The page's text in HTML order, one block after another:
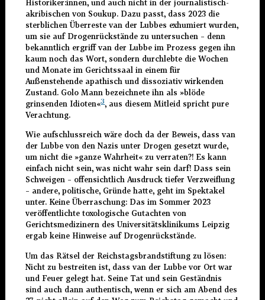
Historiker:innen, und auch nicht in der journalistisch-
akribischen von Soukup. Dazu passt, dass 2023 die
sterblichen Überreste van der Lubbes exhumiert wurden,
um sie auf Drogenrückstände zu untersuchen – denn
bekanntlich ergriff van der Lubbe im Prozess gegen ihn
kaum noch das Wort, sondern durchlebte die Wochen
und Monate im Gerichtssaal in einem für
Außenstehende apathisch und dissoziativ wirkenden
Zustand. Golo Mann bezeichnete ihn als »blöde
grinsenden Idioten«3, aus diesem Mitleid spricht pure
Verachtung.
Wie aufschlussreich wäre doch da der Beweis, dass van
der Lubbe von den Nazis unter Drogen gesetzt wurde,
um nicht die »ganze Wahrheit« zu verraten?! Es kann
einfach nicht sein, was nicht wahr sein darf! Dass sein
Schweigen – offensichtlich Ausdruck tiefer Verzweiflung
– andere, politische, Gründe hatte, geht im Spektakel
unter. Keine Überraschung: Das im Sommer 2023
veröffentlichte toxologische Gutachten von
Gerichtsmedizinern des Universitätsklinikums Leipzig
ergab keine Hinweise auf Drogenrückstände.
Um das Rätsel der Reichstagsbrandstiftung zu lösen:
Nicht zu bestreiten ist, dass van der Lubbe vor Ort war
und Feuer gelegt hat. Seine Tat und sein Geständnis
sind auch dann authentisch, wenn er sich am Abend des